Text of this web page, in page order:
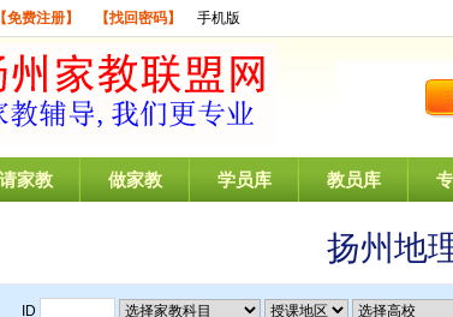
【免费注册】 【找回密码】 手机版
请家教 做家教 学员库 教员库
扬州地
ID